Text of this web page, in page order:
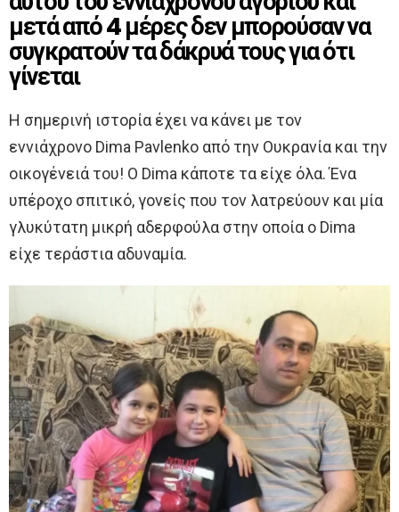
μετά από 4 μέρες δεν μπορούσαν να
συγκρατούν τα δάκρυά τους για ότι
γίνεται
Η σημερινή ιστορία έχει να κάνει με τον
εννιάχρονο Dima Pavlenko από την Ουκρανία και την
οικογένειά του! Ο Dima κάποτε τα είχε όλα. Ένα
υπέροχο σπιτικό, γονείς που τον λατρεύουν και μία
γλυκύτατη μικρή αδερφούλα στην οποία ο Dima
είχε τεράστια αδυναμία.